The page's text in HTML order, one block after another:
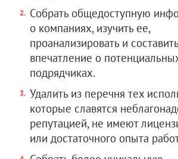
Собрать общедоступную
о компаниях, изучить ее,
проанализировать и
впечатление о
подрядчиках.
Удалить из перечня тех
которые славятся
репутацией, не имеют
или достаточного опыта